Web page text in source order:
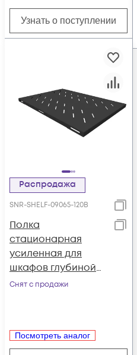
Узнать о поступлении
Распродажа
SNR-SHELF-09065-120B
Полка
стационарная
усиленная для
шкафов глубиной
900мм, (глубина
черный (SNR-SHELF-
Снят с продажи
Посмотреть аналог